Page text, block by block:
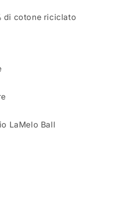
di cotone riciclato
LaMelo Ball